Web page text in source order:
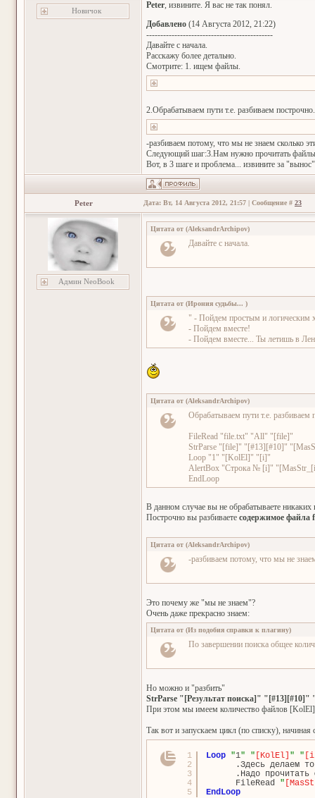
Новичок
Peter, извините. Я вас не так понял.
Добавлено (14 Августа 2012, 21:22)
---------------------------------------------
Давайте с начала.
Расскажу более детально.
Смотрите: 1. ищем файлы.
2.Обрабатываем пути т.е. разбиваем построчно.
-разбиваем потому, что мы не знаем сколько
Следующий шаг:3.Нам нужно прочитать
Вот, в 3 шаге и проблема... извините за
Peter Дата: Вт, 14 Августа 2012, 21:57 | Сообщение # 23
Админ NeoBook
Цитата от (AleksandrArchipov)
Давайте с начала.
Цитата от (Ирония судьбы... )
" - Пойдем простым и логическим
- Пойдем вместе!
- Пойдем вместе... Ты летишь в
Цитата от (AleksandrArchipov)
Обрабатываем пути т.е. разбиваем
FileRead "file.txt" "All" "[file]"
StrParse "[file]" "[#13][#10]"
Loop "1" "[KolEl]" "[i]"
AlertBox "Строка № [i]"
EndLoop
В данном случае вы не обрабатываете
Построчно вы разбиваете содержимое файла
Цитата от (AleksandrArchipov)
-разбиваем потому, что мы не
Это почему же "мы не знаем"?
Очень даже прекрасно знаем:
Цитата от (Из подобия справки к плагину)
По завершении поиска общее
Но можно и "разбить"
StrParse "[Результат поиска]"
При этом мы имеем количество файлов
Так вот и запускаем цикл (по списку),
1
2
3
4
5
Loop "1" " [KolEl] " "
.Здесь делаем
.Надо
FileRead "
EndLoop